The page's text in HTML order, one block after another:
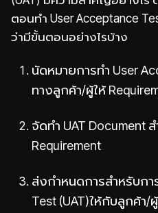
ตอนทำ User Acceptance
ว่ามีขั้นตอนอย่างไรบ้าง
นัดหมายการทำ User
ทางลูกค้า/ผู้ให้
จัดทำ UAT Document
Requirement
ส่งกำหนดการสำหรับกา
Test (UAT)ให้กับลูกค้า/